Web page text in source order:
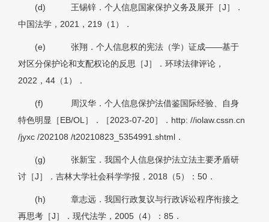
(d)
王锡锌．个人信息国家保护义务及展开［J］．
中国法学，2021，219（1）．
(e)
张翔．个人信息权的宪法（学）证成——基于
对区分保护论和支配权论的反思［J］．环球法律评论，
2022，44（1）．
(f)
周汉华．个人信息保护法借鉴国际经验、自身
特色明显［EB/OL］．［2023-07-20］．http: //iolaw.cssn.cn
/jyxc /202108 /t20210823_5354991.shtml．
(g)
张新宝．我国个人信息保护法立法主要矛盾研
讨［J］．吉林大学社会科学学报，2018（5）：50．
(h)
章志远．我国行政复议与行政诉讼程序衔接之
再思考［J］．现代法学，2005（4）：85．